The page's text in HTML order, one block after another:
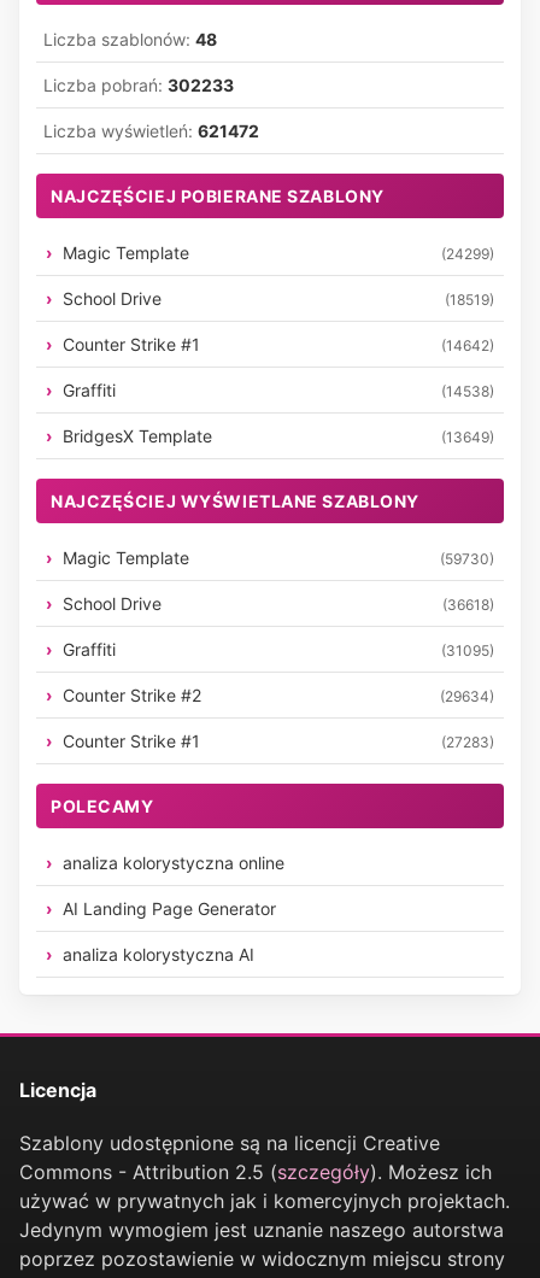
Liczba szablonów: 48
Liczba pobrań: 302233
Liczba wyświetleń: 621472
NAJCZĘŚCIEJ POBIERANE SZABLONY
Magic Template (24299)
School Drive (18519)
Counter Strike #1 (14642)
Graffiti (14538)
BridgesX Template (13649)
NAJCZĘŚCIEJ WYŚWIETLANE SZABLONY
Magic Template (59730)
School Drive (36618)
Graffiti (31095)
Counter Strike #2 (29634)
Counter Strike #1 (27283)
POLECAMY
analiza kolorystyczna online
AI Landing Page Generator
analiza kolorystyczna AI
Licencja
Szablony udostępnione są na licencji Creative
Commons - Attribution 2.5 (szczegóły). Możesz ich
używać w prywatnych jak i komercyjnych projektach.
Jedynym wymogiem jest uznanie naszego autorstwa
poprzez pozostawienie w widocznym miejscu strony